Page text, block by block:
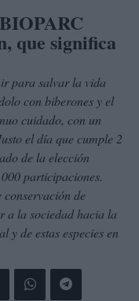
que significa
para salvar la vida
con biberones y el
cuidado, con un
el día que cumple 2
de la elección
participaciones.
conservación de
a la sociedad hacia la
y de estas especies en